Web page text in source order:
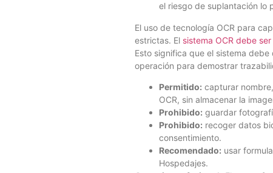
el riesgo de suplantación lo
El uso de tecnología OCR para
estrictas. El sistema OCR debe
Esto significa que el sistema
operación para demostrar
Permitido: capturar
OCR, sin almacenar la
Prohibido: guardar
Prohibido: recoger datos
consentimiento.
Recomendado: usar
Hospedajes.